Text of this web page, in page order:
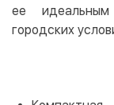
ее
городских